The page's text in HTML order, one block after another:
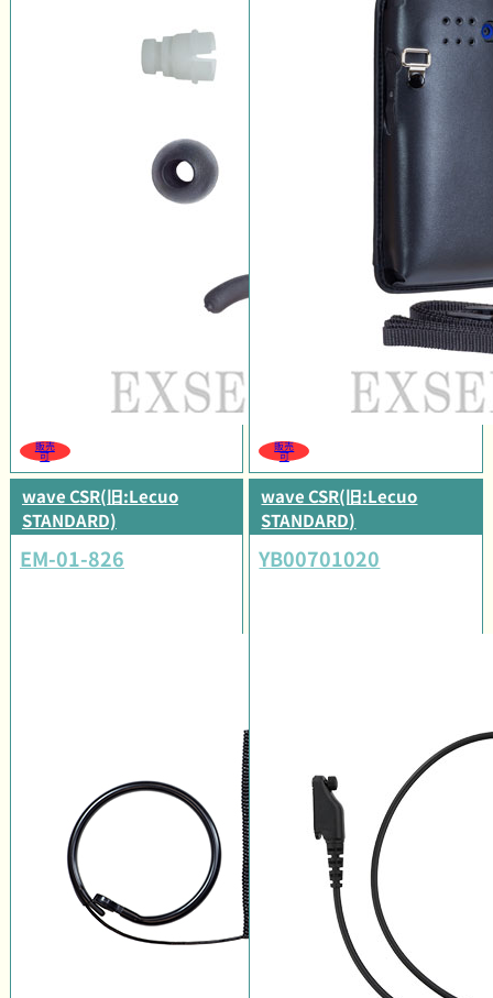
販売
可
販売
可
wave CSR(旧:Lecuo
STANDARD)
EM-01-826
wave CSR(旧:Lecuo
STANDARD)
YB00701020